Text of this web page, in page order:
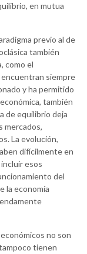
en mutua
previo al de
también
como el
siempre
y ha permitido
también
de equilibrio deja
mercados,
La evolución,
difícilmente en
esos
del
la economía
no son
tienen